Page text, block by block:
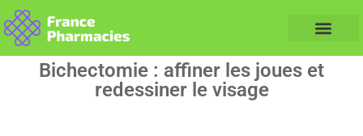
Bichectomie : affiner les joues et
redessiner le visage